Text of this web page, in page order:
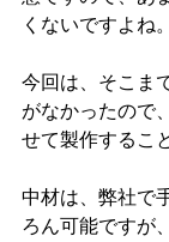
くないですよね。
今回は、そこま
がなかったので
せて製作するこ
中材は、弊社で
ろん可能ですが